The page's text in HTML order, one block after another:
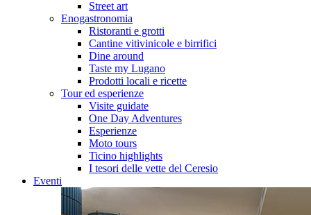
Street art
Enogastronomia
Ristoranti e grotti
Cantine vitivinicole e birrifici
Dine around
Taste my Lugano
Prodotti locali e ricette
Tour ed esperienze
Visite guidate
One Day Adventures
Esperienze
Moto tours
Ticino highlights
I tesori delle vette del Ceresio
Eventi